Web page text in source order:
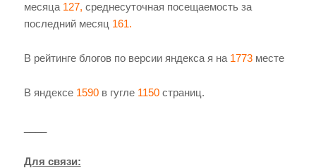
месяца 127, среднесуточная посещаемость за
последний месяц 161.
В рейтинге блогов по версии яндекса я на 1773 месте
В яндексе 1590 в гугле 1150 страниц.
Для связи: